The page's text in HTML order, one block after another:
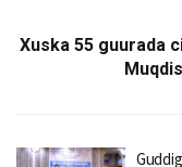
Xuska 55 guurada